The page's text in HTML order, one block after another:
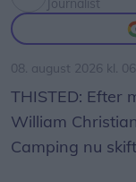
Journalist
08. august 2026 kl.
THISTED: Efter
William
Camping nu